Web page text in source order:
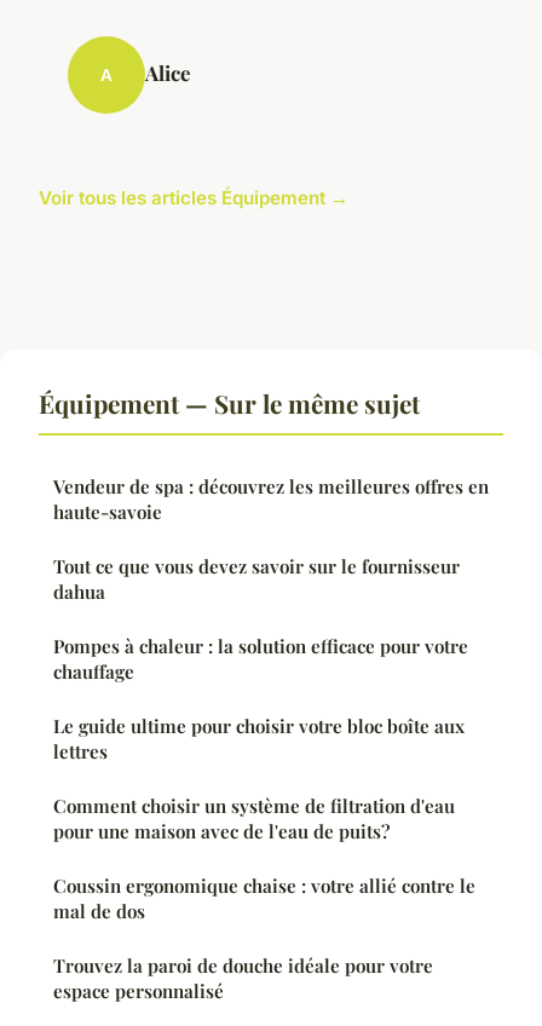
A Alice
Voir tous les articles Équipement →
Équipement — Sur le même sujet
Vendeur de spa : découvrez les meilleures offres en
haute-savoie
Tout ce que vous devez savoir sur le fournisseur
dahua
Pompes à chaleur : la solution efficace pour votre
chauffage
Le guide ultime pour choisir votre bloc boîte aux
lettres
Comment choisir un système de filtration d'eau
pour une maison avec de l'eau de puits?
Coussin ergonomique chaise : votre allié contre le
mal de dos
Trouvez la paroi de douche idéale pour votre
espace personnalisé